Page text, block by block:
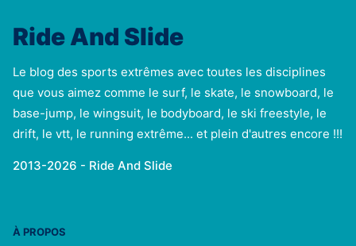
Ride And Slide
Le blog des sports extrêmes avec toutes les disciplines
que vous aimez comme le surf, le skate, le snowboard, le
base-jump, le wingsuit, le bodyboard, le ski freestyle, le
drift, le vtt, le running extrême... et plein d'autres encore !!!
2013-2026 - Ride And Slide
À PROPOS